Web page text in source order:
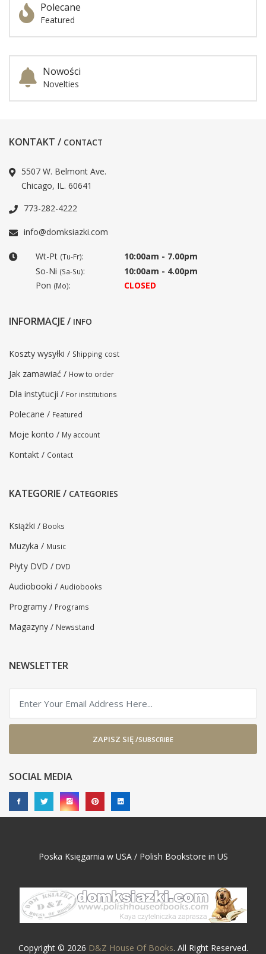
Polecane
Featured
Nowości
Novelties
KONTAKT / CONTACT
5507 W. Belmont Ave.
Chicago, IL. 60641
773-282-4222
info@domksiazki.com
Wt-Pt (Tu-Fr):
10:00am - 7.00pm
So-Ni (Sa-Su):
10:00am - 4.00pm
Pon (Mo): CLOSED
INFORMACJE / INFO
Koszty wysyłki / Shipping cost
Jak zamawiać / How to order
Dla instytucji / For institutions
Polecane / Featured
Moje konto / My account
Kontakt / Contact
KATEGORIE / CATEGORIES
Książki / Books
Muzyka / Music
Płyty DVD / DVD
Audiobooki / Audiobooks
Programy / Programs
Magazyny / Newsstand
NEWSLETTER
ZAPISZ SIĘ /SUBSCRIBE
SOCIAL MEDIA
Poska Księgarnia w USA / Polish Bookstore in US
Copyright © 2026 D&Z House Of Books. All Right Reserved.